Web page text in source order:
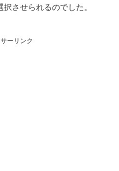
させられるのでした。
ーリンク